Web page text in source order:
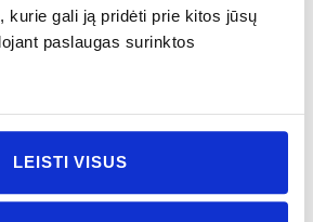
kurie gali ją pridėti prie kitos jūsų
paslaugas surinktos
LEISTI VISUS
galima naudoti mikrobangų
plovimo programai.